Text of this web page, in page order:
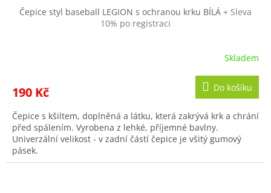
Čepice styl baseball LEGION s ochranou krku BÍLÁ + Sleva
10% po registraci
Skladem
190 Kč Do košíku
Čepice s kšiltem, doplněná a látku, která zakrývá krk a chrání
před spálením. Vyrobena z lehké, příjemné bavlny.
Univerzální velikost - v zadní částí čepice je všitý gumový
pásek.